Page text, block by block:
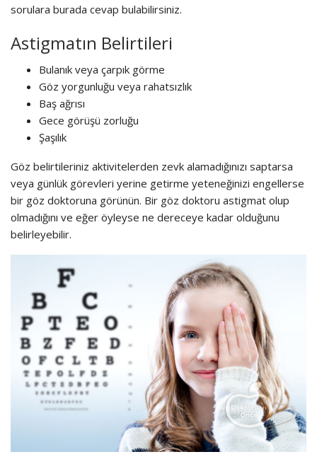
sorulara burada cevap bulabilirsiniz.
Astigmatın Belirtileri
Bulanık veya çarpık görme
Göz yorgunluğu veya rahatsızlık
Baş ağrısı
Gece görüşü zorluğu
Şaşılık
Göz belirtileriniz aktivitelerden zevk alamadığınızı saptarsa ​​
veya günlük görevleri yerine getirme yeteneğinizi engellerse
bir göz doktoruna görünün. Bir göz doktoru astigmat olup
olmadığını ve eğer öyleyse ne dereceye kadar olduğunu
belirleyebilir.